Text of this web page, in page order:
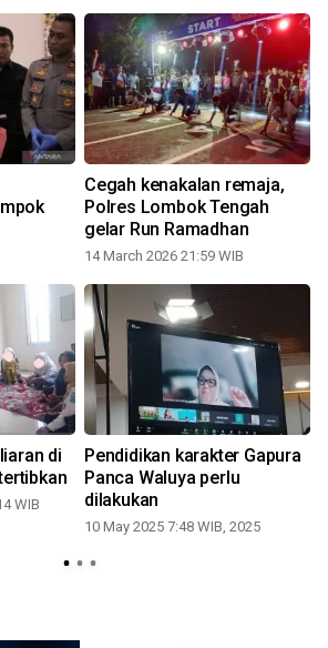
Cegah kenakalan remaja,
Polres Lombok Tengah
gelar Run Ramadhan
14 March 2026 21:59 WIB
di
WIB
Pendidikan karakter Gapura
Panca Waluya perlu
dilakukan
10 May 2025 7:48 WIB, 2025